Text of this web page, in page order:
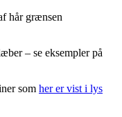
hår grænsen
– se eksempler på
som her er vist i lys